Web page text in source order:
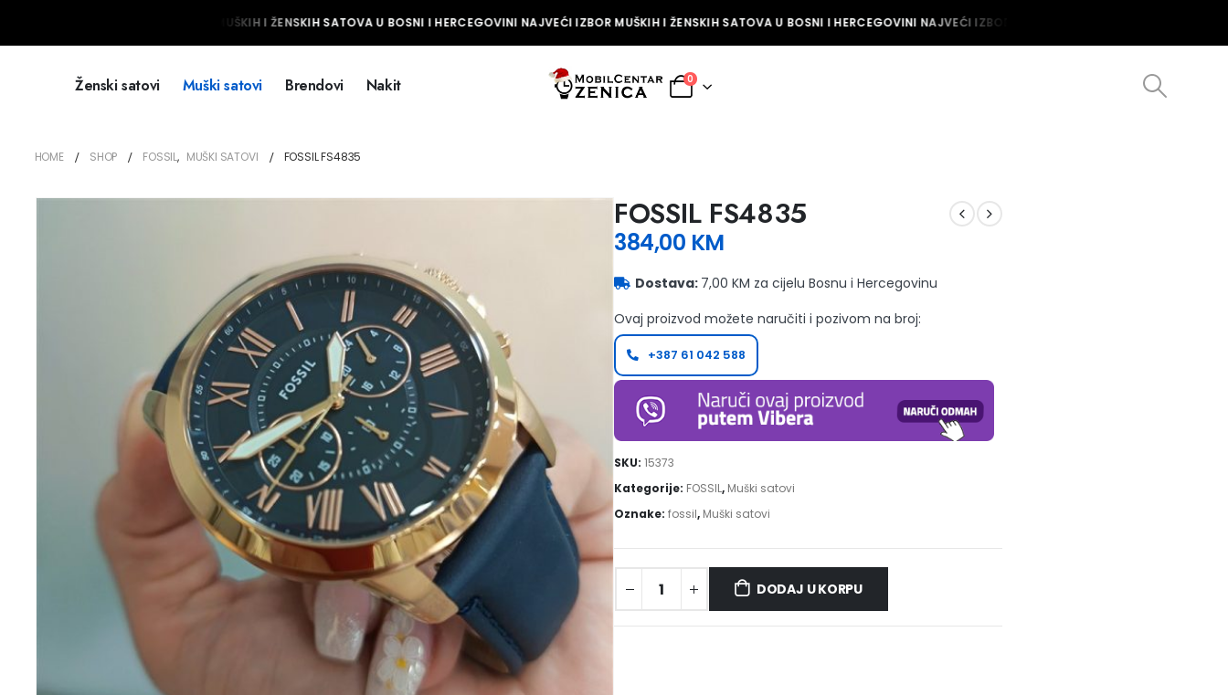
NAJVEĆI IZBOR MUŠKIH I ŽENSKIH SATOVA U BOSNI I HERCEGOVINI NAJVEĆI IZBOR MUŠKIH I ŽENSKIH SATOVA U BOSNI I HERCEGOVINI NAJVEĆI IZBOR MUŠKIH I ŽENSKIH SATOVA U
Ženski satovi Muški satovi Brendovi Nakit 0
HOME SHOP FOSSIL, MUŠKI SATOVI FOSSIL FS4835
FOSSIL FS4835
384,00 KM
Dostava: 7,00 KM za cijelu Bosnu i Hercegovinu
Ovaj proizvod možete naručiti i pozivom na broj:
+387 61 042 588
SKU: 15373
Kategorije: FOSSIL, Muški satovi
Oznake: fossil, Muški satovi
DODAJ U KORPU